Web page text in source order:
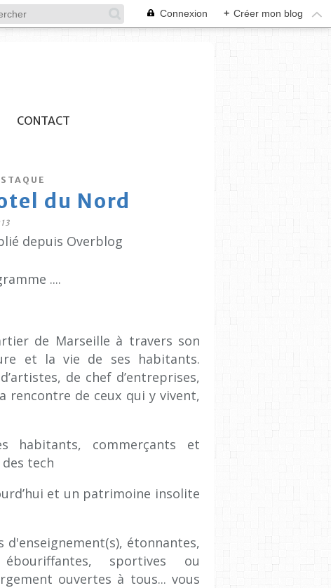
Connexion + Créer mon blog
CONTACT
du Nord
depuis Overblog
....
de Marseille à travers son
et la vie de ses habitants.
de chef d’entreprises,
rencontre de ceux qui y vivent,
commerçants et
tech
et un patrimoine insolite
d'enseignement(s), étonnantes,
sportives ou
ouvertes à tous... vous